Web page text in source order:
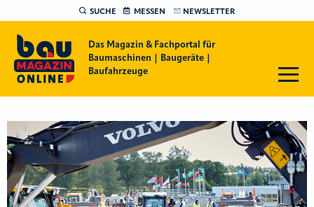
SUCHE MESSEN NEWSLETTER
Das Magazin & Fachportal für
Baumaschinen | Baugeräte |
Baufahrzeuge